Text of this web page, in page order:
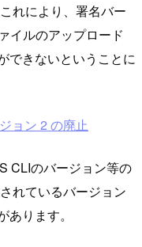
れにより、署名バー
イルのアップロード
できないということに
ョン 2 の廃止
CLIのバージョン等の
れているバージョン
ります。